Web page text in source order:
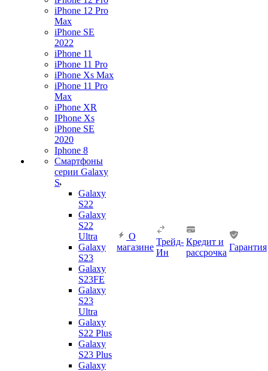
iPhone 12 Pro
Max
iPhone SE
2022
iPhone 11
iPhone 11 Pro
iPhone Xs Max
iPhone 11 Pro
Max
iPhone XR
IPhone Xs
iPhone SE
2020
Iphone 8
Смартфоны
серии Galaxy
S
Galaxy
S22
Galaxy
S22
Ultra
Galaxy
S23
Galaxy
S23FE
Galaxy
S23
Ultra
Galaxy
S22 Plus
Galaxy
S23 Plus
Galaxy
О
магазине
Трейд-
Ин
Кредит и
рассрочка
Гарантия